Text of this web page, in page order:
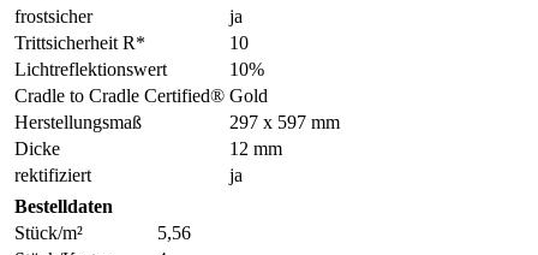
frostsicher
ja
Trittsicherheit R*
10
Lichtreflektionswert
10%
Cradle to Cradle Certified® Gold
Herstellungsmaß
297 x 597 mm
Dicke
12 mm
rektifiziert
ja
Bestelldaten
Stück/m²
5,56